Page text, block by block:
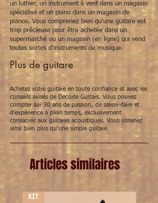
un luthier, un instrument à vent dans un magasin
spécialisé et un piano dans un magasin de
pianos. Vous comprenez bien qu'une guitare est
trop précieuse pour être achetée dans un
supermarché ou un magasin (en ligne) qui vend
toutes sortes d'instruments de musique.
Plus de guitare
Achetez votre guitare en toute confiance et avec les
conseils avisés de Decorte Guitars. Vous pouvez
compter sur 30 ans de passion, de savoir-faire et
d'expérience à plein temps, exclusivement
consacrés aux guitares acoustiques. Vous obtenez
ainsi bien plus qu'une simple guitare.
Articles similaires
KIT